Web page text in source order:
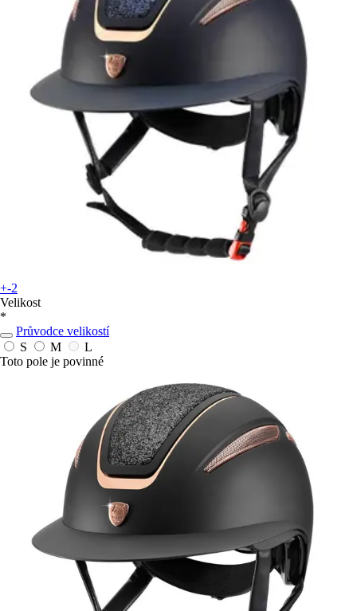
+-2
Velikost
*
Průvodce velikostí
S
M
L
Toto pole je povinné